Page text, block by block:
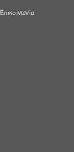
Επικοινωνία